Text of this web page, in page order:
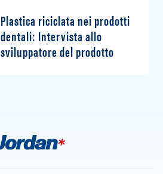
Plastica riciclata nei prodotti
dentali: Intervista allo
sviluppatore del prodotto